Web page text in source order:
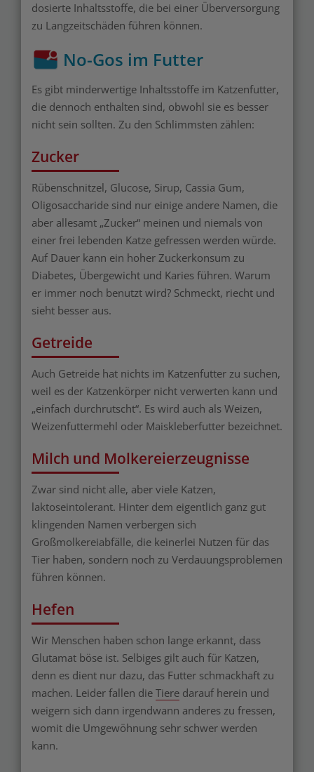
dosierte Inhaltsstoffe, die bei einer Überversorgung
zu Langzeitschäden führen können.
No-Gos im Futter
Es gibt minderwertige Inhaltsstoffe im Katzenfutter,
die dennoch enthalten sind, obwohl sie es besser
nicht sein sollten. Zu den Schlimmsten zählen:
Zucker
Rübenschnitzel, Glucose, Sirup, Cassia Gum,
Oligosaccharide sind nur einige andere Namen, die
aber allesamt „Zucker“ meinen und niemals von
einer frei lebenden Katze gefressen werden würde.
Auf Dauer kann ein hoher Zuckerkonsum zu
Diabetes, Übergewicht und Karies führen. Warum
er immer noch benutzt wird? Schmeckt, riecht und
sieht besser aus.
Getreide
Auch Getreide hat nichts im Katzenfutter zu suchen,
weil es der Katzenkörper nicht verwerten kann und
„einfach durchrutscht“. Es wird auch als Weizen,
Weizenfuttermehl oder Maiskleberfutter bezeichnet.
Milch und Molkereierzeugnisse
Zwar sind nicht alle, aber viele Katzen,
laktoseintolerant. Hinter dem eigentlich ganz gut
klingenden Namen verbergen sich
Großmolkereiabfälle, die keinerlei Nutzen für das
Tier haben, sondern noch zu Verdauungsproblemen
führen können.
Hefen
Wir Menschen haben schon lange erkannt, dass
Glutamat böse ist. Selbiges gilt auch für Katzen,
denn es dient nur dazu, das Futter schmackhaft zu
machen. Leider fallen die Tiere darauf herein und
weigern sich dann irgendwann anderes zu fressen,
womit die Umgewöhnung sehr schwer werden
kann.